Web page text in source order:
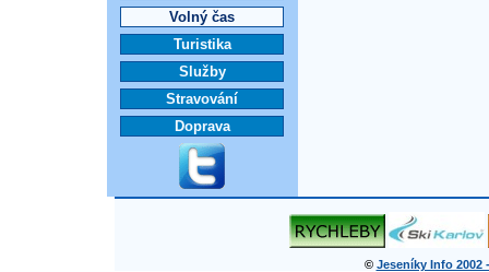
Volný čas
Turistika
Služby
Stravování
Doprava
© Jeseníky Info 2002